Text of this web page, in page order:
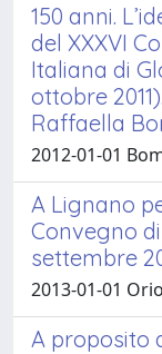
150 anni.
del XXXVI
Italiana di
ottobre
Raffaella
2012-01-01
A Lignano
Convegno
settembre
2013-01-01
A proposito